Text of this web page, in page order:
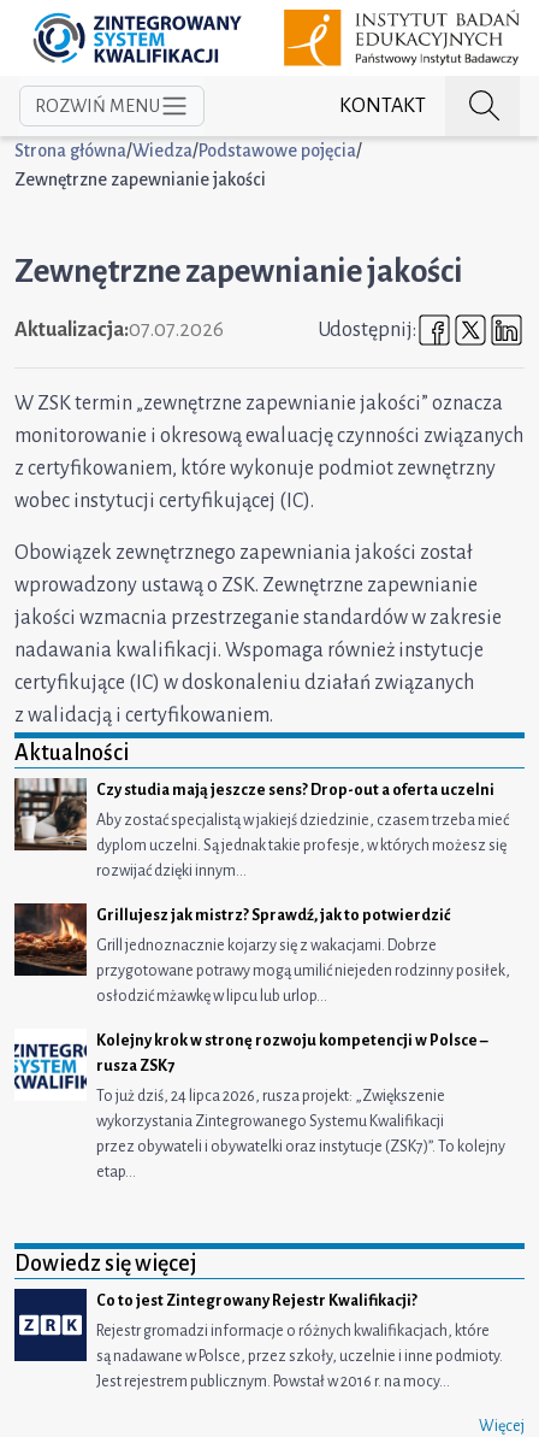
KONTAKT
ROZWIŃ MENU
Strona główna/Wiedza/Podstawowe pojęcia/
Zewnętrzne zapewnianie jakości
Zewnętrzne zapewnianie jakości
Aktualizacja:07.07.2026 Udostępnij:
W ZSK termin „zewnętrzne zapewnianie jakości” oznacza
monitorowanie i okresową ewaluację czynności związanych
z certyfikowaniem, które wykonuje podmiot zewnętrzny
wobec instytucji certyfikującej (IC).
Obowiązek zewnętrznego zapewniania jakości został
wprowadzony ustawą o ZSK. Zewnętrzne zapewnianie
jakości wzmacnia przestrzeganie standardów w zakresie
nadawania kwalifikacji. Wspomaga również instytucje
certyfikujące (IC) w doskonaleniu działań związanych
z walidacją i certyfikowaniem.
Aktualności
Czy studia mają jeszcze sens? Drop-out a oferta uczelni
Aby zostać specjalistą w jakiejś dziedzinie, czasem trzeba mieć
dyplom uczelni. Są jednak takie profesje, w których możesz się
rozwijać dzięki innym…
Grillujesz jak mistrz? Sprawdź, jak to potwierdzić
Grill jednoznacznie kojarzy się z wakacjami. Dobrze
przygotowane potrawy mogą umilić niejeden rodzinny posiłek,
osłodzić mżawkę w lipcu lub urlop…
Kolejny krok w stronę rozwoju kompetencji w Polsce –
rusza ZSK7
To już dziś, 24 lipca 2026, rusza projekt: „Zwiększenie
wykorzystania Zintegrowanego Systemu Kwalifikacji
przez obywateli i obywatelki oraz instytucje (ZSK7)”. To kolejny
etap…
Dowiedz się więcej
Co to jest Zintegrowany Rejestr Kwalifikacji?
Rejestr gromadzi informacje o różnych kwalifikacjach, które
są nadawane w Polsce, przez szkoły, uczelnie i inne podmioty.
Jest rejestrem publicznym. Powstał w 2016 r. na mocy…
Więcej